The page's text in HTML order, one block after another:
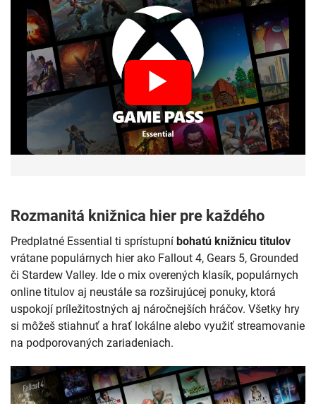
Rozmanitá knižnica hier pre každého
Predplatné Essential ti sprístupní bohatú knižnicu titulov
vrátane populárnych hier ako Fallout 4, Gears 5, Grounded
či Stardew Valley. Ide o mix overených klasík, populárnych
online titulov aj neustále sa rozširujúcej ponuky, ktorá
uspokojí príležitostných aj náročnejších hráčov. Všetky hry
si môžeš stiahnuť a hrať lokálne alebo využiť streamovanie
na podporovaných zariadeniach.